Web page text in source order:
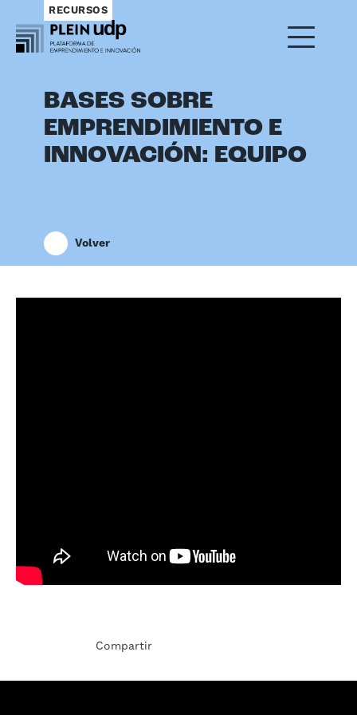
RECURSOS
BASES SOBRE
EMPRENDIMIENTO E
INNOVACIÓN: EQUIPO
Volver
Compartir